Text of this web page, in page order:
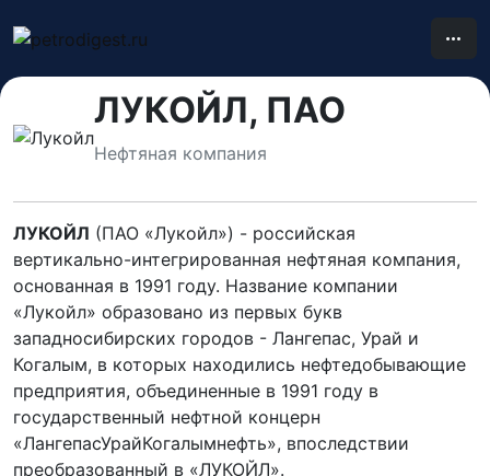
ЛУКОЙЛ, ПАО
Нефтяная компания
ЛУКОЙЛ (ПАО «Лукойл») - российская
вертикально-интегрированная нефтяная компания,
основанная в 1991 году. Название компании
«Лукойл» образовано из первых букв
западносибирских городов - Лангепас, Урай и
Когалым, в которых находились нефтедобывающие
предприятия, объединенные в 1991 году в
государственный нефтной концерн
«ЛангепасУрайКогалымнефть», впоследствии
преобразованный в «ЛУКОЙЛ».